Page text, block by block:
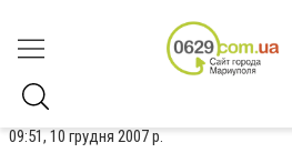
09:51, 10 грудня 2007 р.